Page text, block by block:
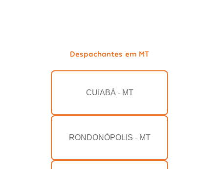
Despachantes em MT
CUIABÁ - MT
RONDONÓPOLIS - MT